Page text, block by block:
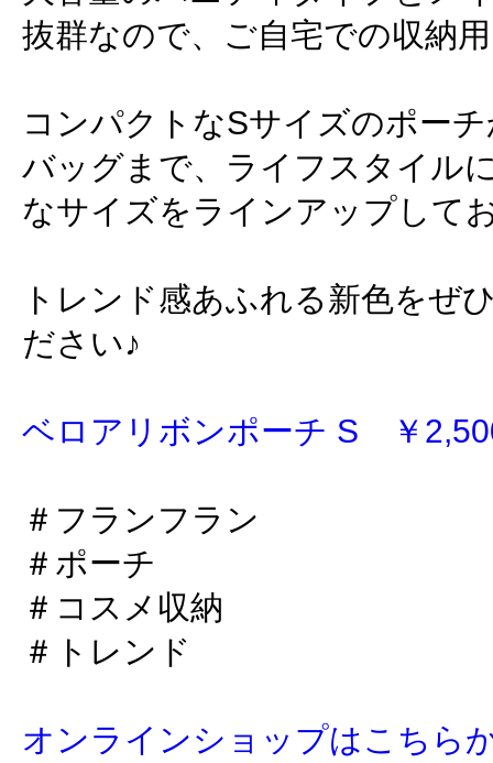
抜群なので、ご自宅での収納
コンパクトなSサイズのポー
バッグまで、ライフスタイル
なサイズをラインアップして
トレンド感あふれる新色をぜ
ださい♪
ベロアリボンポーチ S ￥
＃フランフラン
＃ポーチ
＃コスメ収納
＃トレンド
オンラインショップはこちら